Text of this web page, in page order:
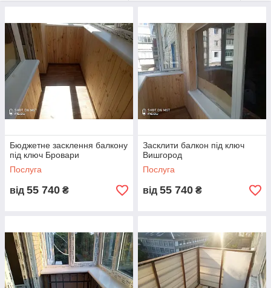
Інколи, виконуються
роботи по заскленню
самого балкону і просто
зовнішня обшивка перил.
облаштуванню
балконів під ключ:
утеплення стін,
полу та підлоги
Бюджетне засклення балкону
під ключ Бровари
Послуга
від 55 740 ₴
Засклити балкон під ключ
Вишгород
Послуга
від 55 740 ₴